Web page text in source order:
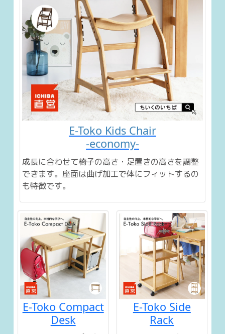
E-Toko Kids Chair
-economy-
成長に合わせて椅子の高さ・足置きの高さを調整
できます。座面は曲げ加工で体にフィットするの
も特徴です。
E-Toko Compact
Desk
E-Toko Side
Rack